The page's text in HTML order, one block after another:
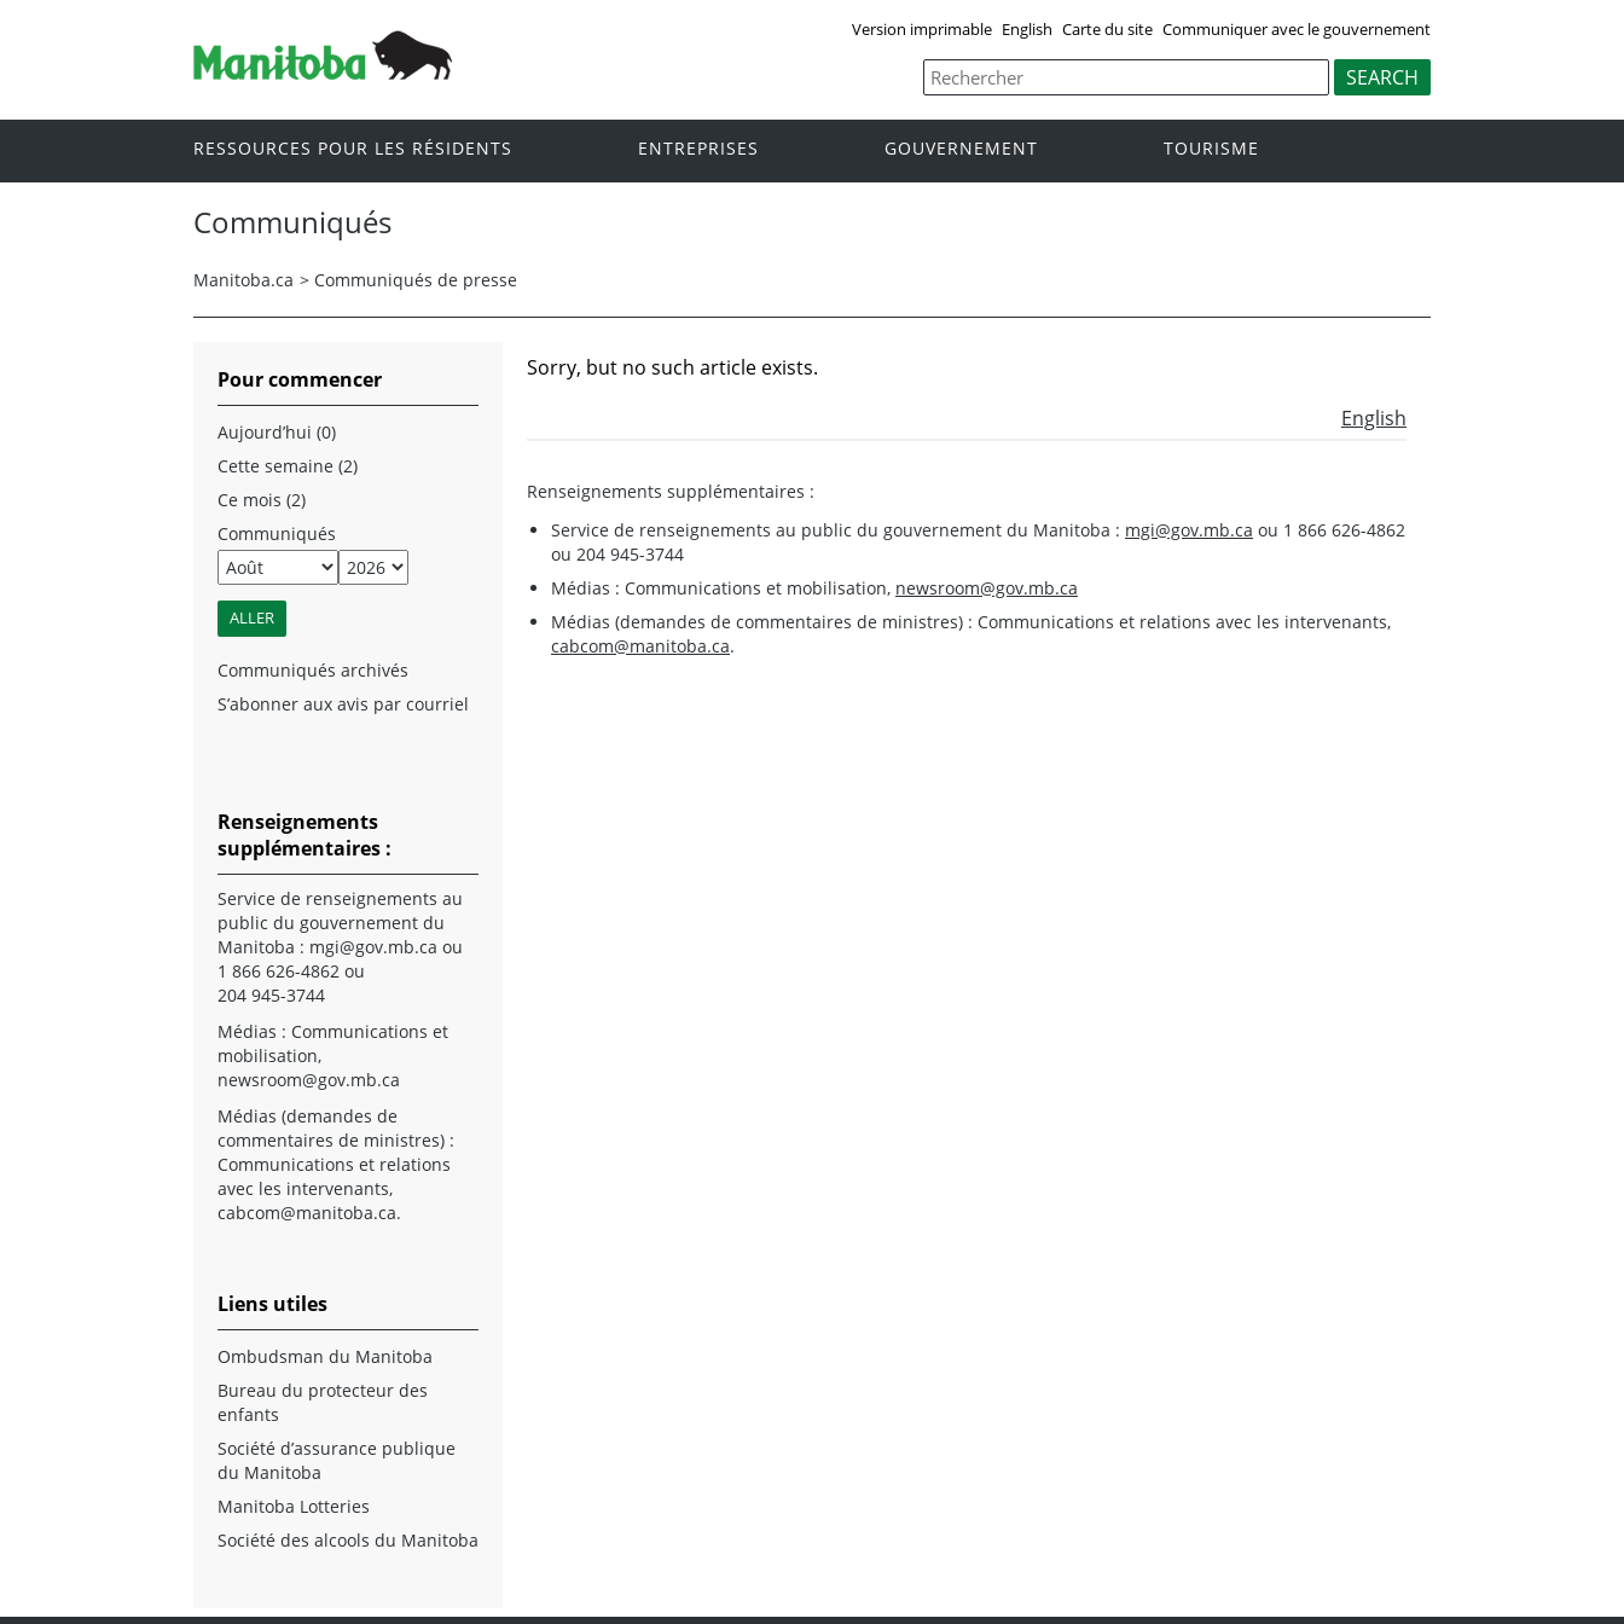
Version imprimable English Carte du site Communiquer avec le gouvernement
RESSOURCES POUR LES RÉSIDENTS ENTREPRISES GOUVERNEMENT TOURISME
Communiqués
Manitoba.ca > Communiqués de presse
Sorry, but no such article exists.
English
Renseignements supplémentaires :
Service de renseignements au public du gouvernement du Manitoba : mgi@gov.mb.ca ou 1 866 626-4862
ou 204 945-3744
Médias : Communications et mobilisation, newsroom@gov.mb.ca
Médias (demandes de commentaires de ministres) : Communications et relations avec les intervenants,
cabcom@manitoba.ca.
Pour commencer
Aujourd’hui (0)
Cette semaine (2)
Ce mois (2)
Communiqués
Communiqués archivés
S’abonner aux avis par courriel
Renseignements
supplémentaires :
Service de renseignements au
public du gouvernement du
Manitoba : mgi@gov.mb.ca ou
1 866 626-4862 ou
204 945-3744
Médias : Communications et
mobilisation,
newsroom@gov.mb.ca
Médias (demandes de
commentaires de ministres) :
Communications et relations
avec les intervenants,
cabcom@manitoba.ca.
Liens utiles
Ombudsman du Manitoba
Bureau du protecteur des
enfants
Société d’assurance publique
du Manitoba
Manitoba Lotteries
Société des alcools du Manitoba